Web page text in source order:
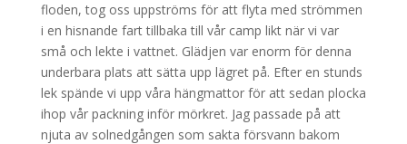
floden, tog oss uppströms för att flyta med strömmen
i en hisnande fart tillbaka till vår camp likt när vi var
små och lekte i vattnet. Glädjen var enorm för denna
underbara plats att sätta upp lägret på. Efter en stunds
lek spände vi upp våra hängmattor för att sedan plocka
ihop vår packning inför mörkret. Jag passade på att
njuta av solnedgången som sakta försvann bakom